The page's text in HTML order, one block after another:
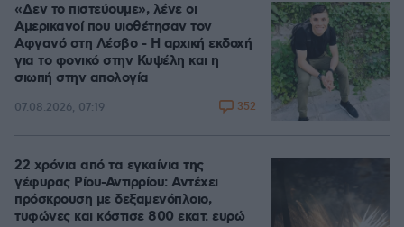
«Δεν το πιστεύουμε», λένε οι
Αμερικανοί που υιοθέτησαν τον
Αφγανό στη Λέσβο - Η αρχική εκδοχή
για το φονικό στην Κυψέλη και η
σιωπή στην απολογία
07.08.2026, 07:19 352
22 χρόνια από τα εγκαίνια της
γέφυρας Ρίου-Αντιρρίου: Αντέχει
πρόσκρουση με δεξαμενόπλοιο,
τυφώνες και κόστισε 800 εκατ. ευρώ